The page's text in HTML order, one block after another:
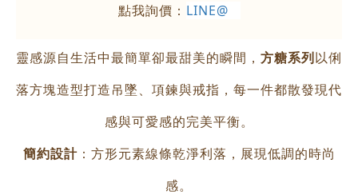
點我詢價： LINE@
靈感源自生活中最簡單卻最甜美的瞬間， 方糖系列以俐
落方塊造型打造吊墜、項鍊與戒指，每一件都散發現代
感與可愛感的完美平衡。
簡約設計：方形元素線條乾淨利落，展現低調的時尚
感。